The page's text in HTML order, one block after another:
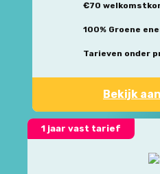
€70
100% Groene
Tarieven onder
Bekijk
1 jaar vast tarief